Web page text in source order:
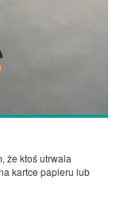
że ktoś utrwala
kartce papieru lub